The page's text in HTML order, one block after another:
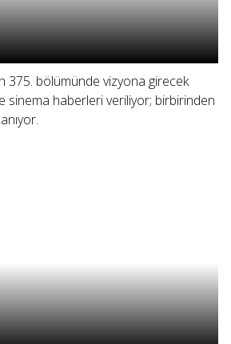
375. bölümünde vizyona girecek
sinema haberleri veriliyor; birbirinden